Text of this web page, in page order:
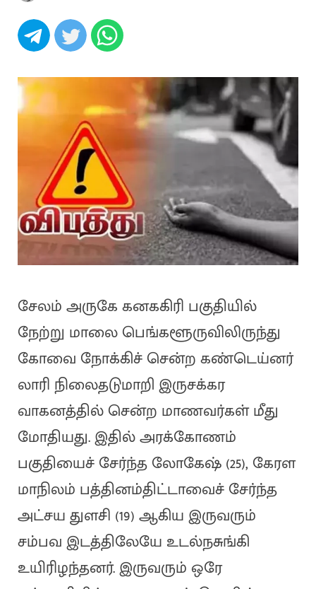
சேலம் அருகே கனககிரி பகுதியில்
நேற்று மாலை பெங்களூருவிலிருந்து
கோவை நோக்கிச் சென்ற கண்டெய்னர்
லாரி நிலைதடுமாறி இருசக்கர
வாகனத்தில் சென்ற மாணவர்கள் மீது
மோதியது. இதில் அரக்கோணம்
பகுதியைச் சேர்ந்த லோகேஷ் (25), கேரள
மாநிலம் பத்தினம்திட்டாவைச் சேர்ந்த
அட்சய துளசி (19) ஆகிய இருவரும்
சம்பவ இடத்திலேயே உடல்நசுங்கி
உயிரிழந்தனர். இருவரும் ஒரே